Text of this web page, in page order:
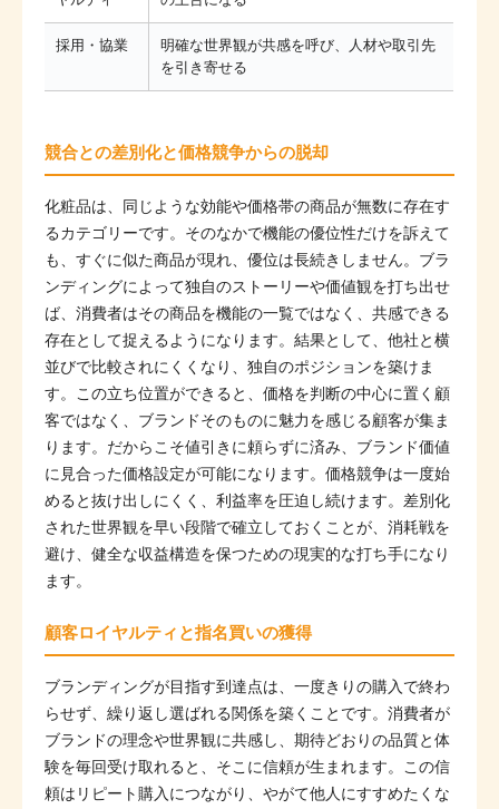
採用・協業
明確な世界観が共感を呼び、人材や取引先
を引き寄せる
競合との差別化と価格競争からの脱却
化粧品は、同じような効能や価格帯の商品が無数に存在す
るカテゴリーです。そのなかで機能の優位性だけを訴えて
も、すぐに似た商品が現れ、優位は長続きしません。ブラ
ンディングによって独自のストーリーや価値観を打ち出せ
ば、消費者はその商品を機能の一覧ではなく、共感できる
存在として捉えるようになります。結果として、他社と横
並びで比較されにくくなり、独自のポジションを築けま
す。この立ち位置ができると、価格を判断の中心に置く顧
客ではなく、ブランドそのものに魅力を感じる顧客が集ま
ります。だからこそ値引きに頼らずに済み、ブランド価値
に見合った価格設定が可能になります。価格競争は一度始
めると抜け出しにくく、利益率を圧迫し続けます。差別化
された世界観を早い段階で確立しておくことが、消耗戦を
避け、健全な収益構造を保つための現実的な打ち手になり
ます。
顧客ロイヤルティと指名買いの獲得
ブランディングが目指す到達点は、一度きりの購入で終わ
らせず、繰り返し選ばれる関係を築くことです。消費者が
ブランドの理念や世界観に共感し、期待どおりの品質と体
験を毎回受け取れると、そこに信頼が生まれます。この信
頼はリピート購入につながり、やがて他人にすすめたくな